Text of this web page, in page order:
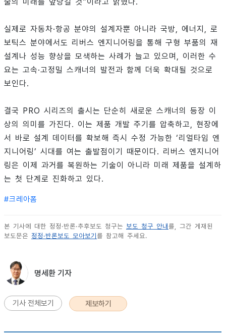
실제로 자동차·항공 분야의 설계자뿐 아니라 국방, 에너지, 로
보틱스 분야에서도 리버스 엔지니어링을 통해 구형 부품의 재
설계나 성능 향상을 모색하는 사례가 늘고 있으며, 이러한 수
요는 고속·고정밀 스캐너의 발전과 함께 더욱 확대될 것으로
보인다.
결국 PRO 시리즈의 출시는 단순히 새로운 스캐너의 등장 이
상의 의미를 가진다. 이는 제품 개발 주기를 압축하고, 현장에
서 바로 설계 데이터를 확보해 즉시 수정 가능한 ‘리얼타임 엔
지니어링’ 시대를 여는 출발점이기 때문이다. 리버스 엔지니어
링은 이제 과거를 복원하는 기술이 아니라 미래 제품을 설계하
는 첫 단계로 진화하고 있다.
#크레아폼
본 기사에 대한 정정·반론·추후보도 청구는 보도 청구 안내를, 그간 게재된
보도문은 정정·반론보도 모아보기를 참고해 주세요.
명세환 기자
기사 전체보기 제보하기